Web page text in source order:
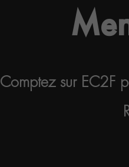
Comptez sur EC2F